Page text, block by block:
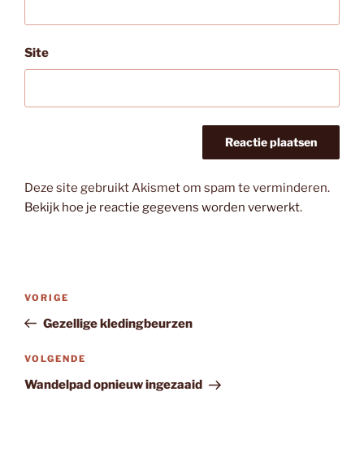
Site
Deze site gebruikt Akismet om spam te verminderen.
Bekijk hoe je reactie gegevens worden verwerkt.
Vorig
bericht
VORIGE
Gezellige kledingbeurzen
Volgend
bericht
VOLGENDE
Wandelpad opnieuw ingezaaid